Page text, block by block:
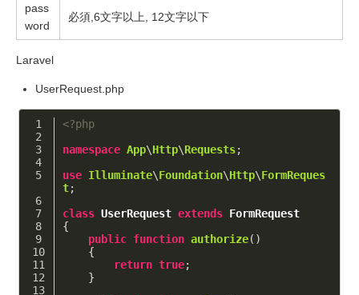
pass
word
必須,6文字以上, 12文字以下
Laravel
UserRequest.php
<?php
namespace App\Http\Requests;
use Illuminate\Foundation\Http\FormReques
t;
class UserRequest extends FormRequest
{
public function authorize()
    {
return true;
    }